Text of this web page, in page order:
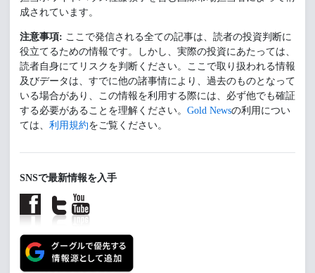
成されています。
注意事項: ここで発信される全ての記事は、読者の投資判断に
役立てるための情報です。しかし、実際の投資にあたっては、
読者自身にてリスクを判断ください。ここで取り扱われる情報
及びデータは、すでに他の諸事情により、過去のものとなって
いる場合があり、この情報を利用する際には、必ず他でも確証
する必要があることを理解ください。 Gold Newsの利用につい
ては、 利用規約をご覧ください。
SNSで最新情報を入手